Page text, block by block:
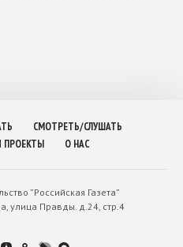
СМОТРЕТЬ/СЛУШАТЬ
ПРОЕКТЫ О НАС
”Российская Газета”
улица Правды. д.24, стр.4